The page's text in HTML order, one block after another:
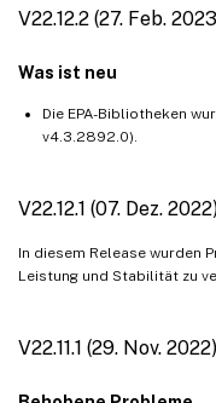
V22.12.2 (27. Feb.
Was ist neu
Die EPA-Bibliotheken
v4.3.2892.0).
V22.12.1 (07. Dez.
In diesem Release wurden
Leistung und Stabilität zu
V22.11.1 (29. Nov. 2022)